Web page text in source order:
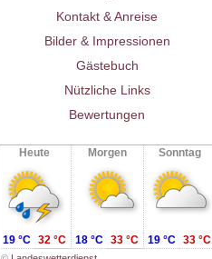
Kontakt & Anreise
Bilder & Impressionen
Gästebuch
Nützliche Links
Bewertungen
Heute Morgen Sonntag
19 °C 32 °C 18 °C 33 °C 19 °C 33 °C